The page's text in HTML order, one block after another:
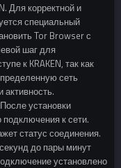
Для корректной и
специальный
Tor Browser с
шаг для
к KRAKEN, так как
сеть
установки
к сети.
статус соединения.
до пары минут
установлено